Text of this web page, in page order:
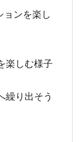
ンを楽し
楽しむ様子
繰り出そう